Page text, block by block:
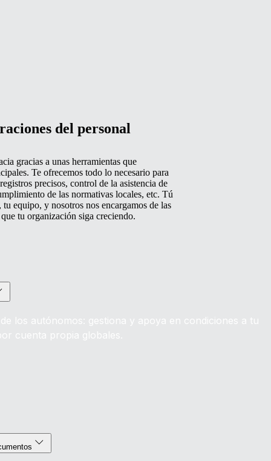
del personal
gracias a unas herramientas que
Te ofrecemos todo lo necesario para
precisos, control de la asistencia de
de las normativas locales, etc. Tú
equipo, y nosotros nos encargamos de las
que tu organización siga creciendo.
los autónomos: gestiona y apoya en condiciones a tu
cuenta propia globales.